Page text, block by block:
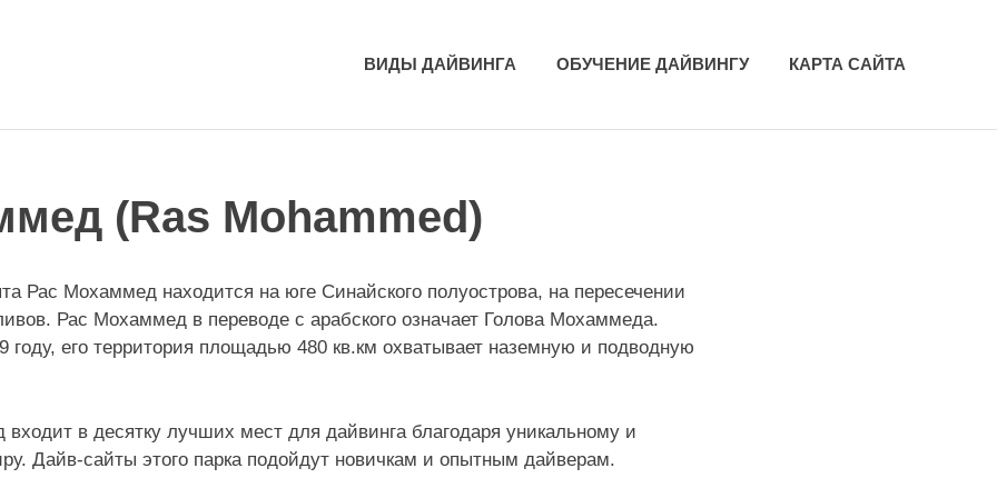
ВИДЫ ДАЙВИНГА ОБУЧЕНИЕ ДАЙВИНГУ КАРТА САЙТА
(Ras Mohammed)
Рас Мохаммед находится на юге Синайского полуострова, на пересечении
Рас Мохаммед в переводе с арабского означает Голова Мохаммеда.
году, его территория площадью 480 кв.км охватывает наземную и подводную
в десятку лучших мест для дайвинга благодаря уникальному и
Дайв-сайты этого парка подойдут новичкам и опытным дайверам.